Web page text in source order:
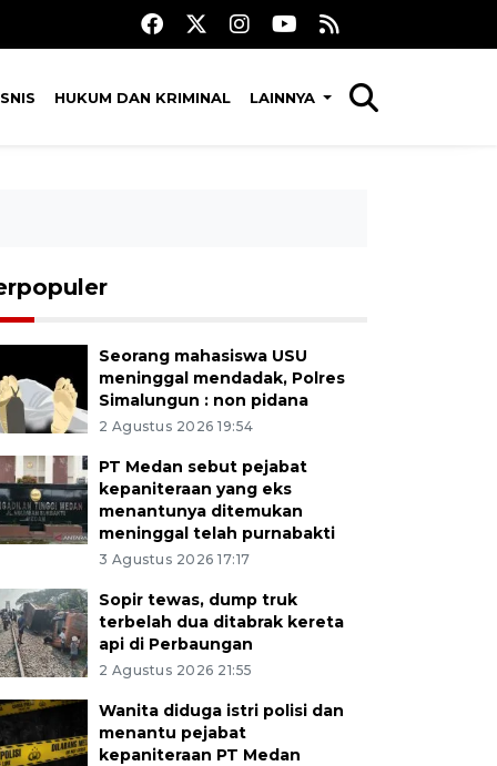
HUKUM DAN KRIMINAL LAINNYA
Seorang mahasiswa USU
meninggal mendadak, Polres
Simalungun : non pidana
2 Agustus 2026 19:54
PT Medan sebut pejabat
kepaniteraan yang eks
menantunya ditemukan
meninggal telah purnabakti
3 Agustus 2026 17:17
Sopir tewas, dump truk
terbelah dua ditabrak kereta
api di Perbaungan
2 Agustus 2026 21:55
Wanita diduga istri polisi dan
menantu pejabat
kepaniteraan PT Medan